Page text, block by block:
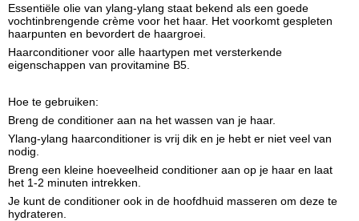
Essentiële olie van ylang-ylang staat bekend als een goede
vochtinbrengende crème voor het haar. Het voorkomt gespleten
haarpunten en bevordert de haargroei.
Haarconditioner voor alle haartypen met versterkende
eigenschappen van provitamine B5.
Hoe te gebruiken:
Breng de conditioner aan na het wassen van je haar.
Ylang-ylang haarconditioner is vrij dik en je hebt er niet veel van
nodig.
Breng een kleine hoeveelheid conditioner aan op je haar en laat
het 1-2 minuten intrekken.
Je kunt de conditioner ook in de hoofdhuid masseren om deze te
hydrateren.